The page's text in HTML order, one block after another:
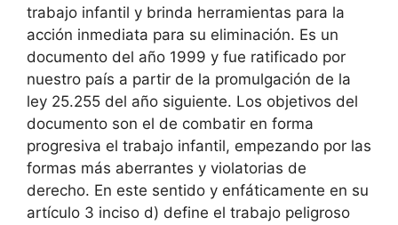
trabajo infantil y brinda herramientas para la
acción inmediata para su eliminación. Es un
documento del año 1999 y fue ratificado por
nuestro país a partir de la promulgación de la
ley 25.255 del año siguiente. Los objetivos del
documento son el de combatir en forma
progresiva el trabajo infantil, empezando por las
formas más aberrantes y violatorias de
derecho. En este sentido y enfáticamente en su
artículo 3 inciso d) define el trabajo peligroso